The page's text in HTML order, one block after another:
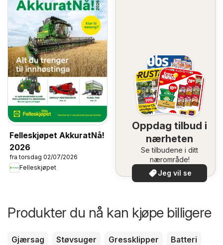
Felleskjøpet AkkuratNå!
2026
fra torsdag 02/07/2026
Felleskjøpet
Oppdag tilbud i
nærheten
Se tilbudene i ditt
nærområde!
Jeg vil se
Produkter du nå kan kjøpe billigere
Gjærsag Støvsuger Gressklipper Batteri